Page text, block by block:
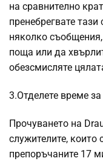
на сравнително
пренебрегвате тази
няколко
поща или да
обезсмисляте
3.Отделете време
Прочуването на
служителите, които
препоръчаните 17